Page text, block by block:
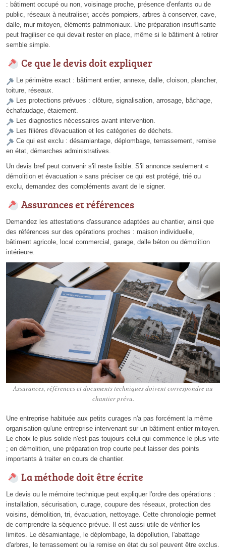
: bâtiment occupé ou non, voisinage proche, présence d'enfants ou de
public, réseaux à neutraliser, accès pompiers, arbres à conserver, cave,
dalle, mur mitoyen, éléments patrimoniaux. Une préparation insuffisante
peut fragiliser ce qui devait rester en place, même si le bâtiment à retirer
semble simple.
Ce que le devis doit expliquer
Le périmètre exact : bâtiment entier, annexe, dalle, cloison, plancher,
toiture, réseaux.
Les protections prévues : clôture, signalisation, arrosage, bâchage,
échafaudage, étaiement.
Les diagnostics nécessaires avant intervention.
Les filières d'évacuation et les catégories de déchets.
Ce qui est exclu : désamiantage, déplombage, terrassement, remise
en état, démarches administratives.
Un devis bref peut convenir s'il reste lisible. S'il annonce seulement «
démolition et évacuation » sans préciser ce qui est protégé, trié ou
exclu, demandez des compléments avant de le signer.
Assurances et références
Demandez les attestations d'assurance adaptées au chantier, ainsi que
des références sur des opérations proches : maison individuelle,
bâtiment agricole, local commercial, garage, dalle béton ou démolition
intérieure.
Assurances, références et documents techniques doivent correspondre au
chantier prévu.
Une entreprise habituée aux petits curages n'a pas forcément la même
organisation qu'une entreprise intervenant sur un bâtiment entier mitoyen.
Le choix le plus solide n'est pas toujours celui qui commence le plus vite
; en démolition, une préparation trop courte peut laisser des points
importants à traiter en cours de chantier.
La méthode doit être écrite
Le devis ou le mémoire technique peut expliquer l'ordre des opérations :
installation, sécurisation, curage, coupure des réseaux, protection des
voisins, démolition, tri, évacuation, nettoyage. Cette chronologie permet
de comprendre la séquence prévue. Il est aussi utile de vérifier les
limites. Le désamiantage, le déplombage, la dépollution, l'abattage
d'arbres, le terrassement ou la remise en état du sol peuvent être exclus.